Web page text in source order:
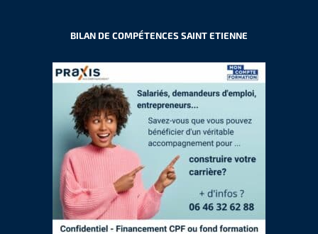
BILAN DE COMPÉTENCES SAINT ETIENNE